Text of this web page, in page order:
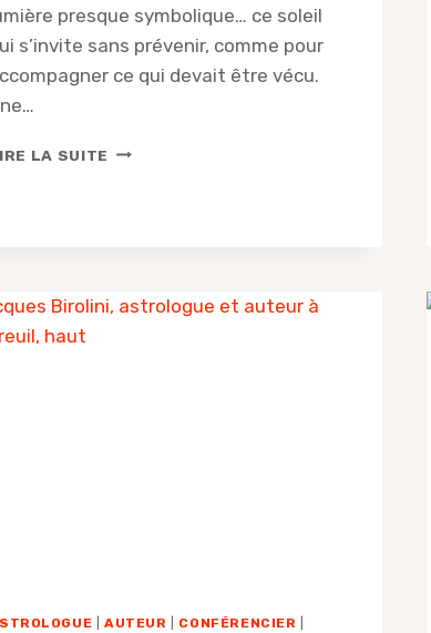
presque symbolique… ce soleil
s’invite sans prévenir, comme pour
ce qui devait être vécu.
LA SUITE COMPTE-
SCHNEIDER
|AUTEUR CONFÉRENCIER